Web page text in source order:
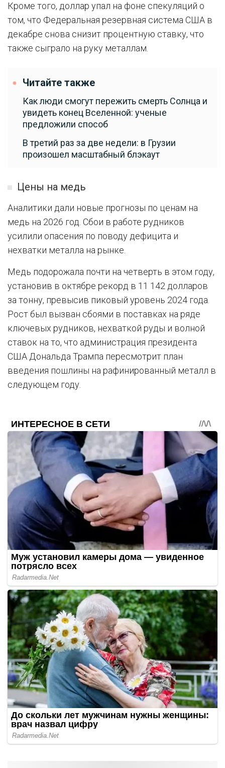
Кроме того, доллар упал на фоне спекуляций о
том, что Федеральная резервная система США в
декабре снова снизит процентную ставку, что
также сыграло на руку металлам.
Читайте также
Как люди смогут пережить смерть Солнца и
увидеть конец Вселенной: ученые
предложили способ
В третий раз за две недели: в Грузии
произошел масштабный блэкаут
Цены на медь
Аналитики дали новые прогнозы по ценам на
медь на 2026 год. Сбои в работе рудников
усилили опасения по поводу дефицита и
нехватки металла на рынке.
Медь подорожала почти на четверть в этом году,
установив в октябре рекорд в 11 142 долларов
за тонну, превысив пиковый уровень 2024 года.
Рост был вызван сбоями в поставках на ряде
ключевых рудников, нехваткой руды и волной
ставок на то, что администрация президента
США Дональда Трампа пересмотрит план
введения пошлины на рафинированный металл в
следующем году.